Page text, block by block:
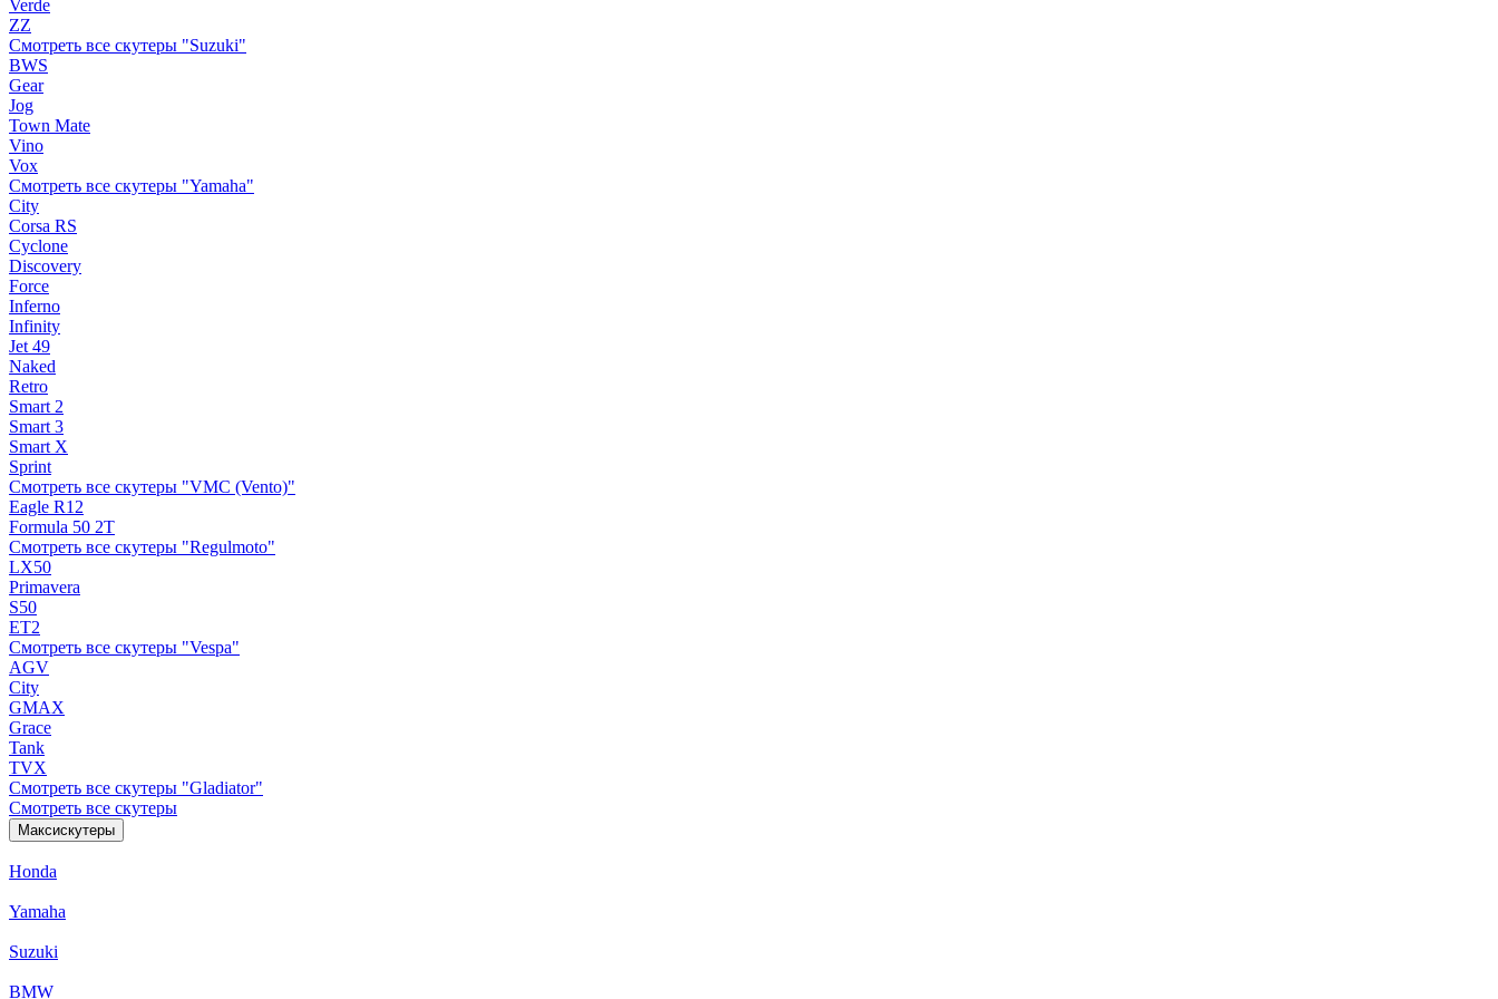
Verde
ZZ
Смотреть все скутеры "Suzuki"
BWS
Gear
Jog
Town Mate
Vino
Vox
Смотреть все скутеры "Yamaha"
City
Corsa RS
Cyclone
Discovery
Force
Inferno
Infinity
Jet 49
Naked
Retro
Smart 2
Smart 3
Smart X
Sprint
Смотреть все скутеры "VMC (Vento)"
Eagle R12
Formula 50 2Т
Смотреть все скутеры "Regulmoto"
LX50
Primavera
S50
ET2
Смотреть все скутеры "Vespa"
AGV
City
GMAX
Grace
Tank
TVX
Смотреть все скутеры "Gladiator"
Смотреть все скутеры
Максискутеры
Honda
Yamaha
Suzuki
BMW